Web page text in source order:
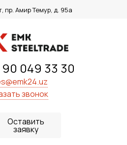
пр. Амир Темур, д. 95а
049 33 30
звонок
Оставить
заявку